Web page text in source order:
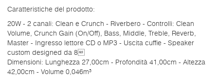
Caratteristiche del prodotto:
20W - 2 canali: Clean e Crunch - Riverbero - Controlli: Clean
Volume, Crunch Gain (On/Off), Bass, Middle, Treble, Reverb,
Master - Ingresso lettore CD o MP3 - Uscita cuffie - Speaker
custom designed da 8
Dimensioni: Lunghezza 27,00cm - Profondità 41,00cm - Altezza
42,00cm - Volume 0,046m³